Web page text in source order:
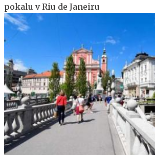
pokalu v Riu de Janeiru